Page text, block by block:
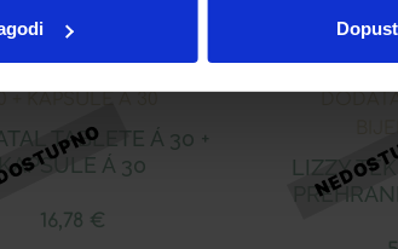
TABLETE Á 30 +
Á 30
16,78 €
LIZZY